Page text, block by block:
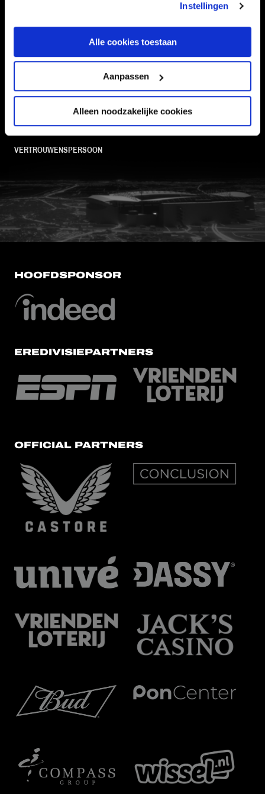
Instellingen
Alle cookies toestaan
Aanpassen
Alleen noodzakelijke cookies
Informatie
VEELGESTELDE VRAGEN
VERTROUWENSPERSOON
FC Utrecht<br>vanuit<br>het
HOOFDSPONSOR
EREDIVISIEPARTNERS
OFFICIAL PARTNERS